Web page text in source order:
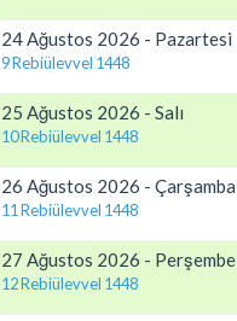
24 Ağustos 2026 - Pazartesi
9 Rebiülevvel 1448
25 Ağustos 2026 - Salı
10 Rebiülevvel 1448
26 Ağustos 2026 - Çarşamba
11 Rebiülevvel 1448
27 Ağustos 2026 - Perşembe
12 Rebiülevvel 1448